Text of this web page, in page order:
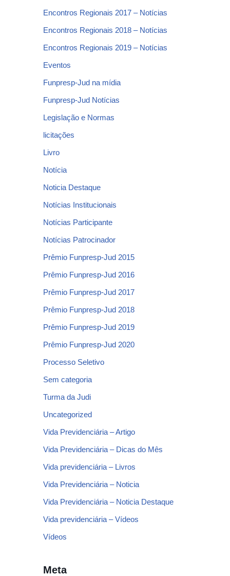
Encontros Regionais 2017 – Notícias
Encontros Regionais 2018 – Notícias
Encontros Regionais 2019 – Notícias
Eventos
Funpresp-Jud na mídia
Funpresp-Jud Notícias
Legislação e Normas
licitações
Livro
Notícia
Noticia Destaque
Notícias Institucionais
Notícias Participante
Notícias Patrocinador
Prêmio Funpresp-Jud 2015
Prêmio Funpresp-Jud 2016
Prêmio Funpresp-Jud 2017
Prêmio Funpresp-Jud 2018
Prêmio Funpresp-Jud 2019
Prêmio Funpresp-Jud 2020
Processo Seletivo
Sem categoria
Turma da Judi
Uncategorized
Vida Previdenciária – Artigo
Vida Previdenciária – Dicas do Mês
Vida previdenciária – Livros
Vida Previdenciária – Noticia
Vida Previdenciária – Noticia Destaque
Vida previdenciária – Vídeos
Vídeos
Meta